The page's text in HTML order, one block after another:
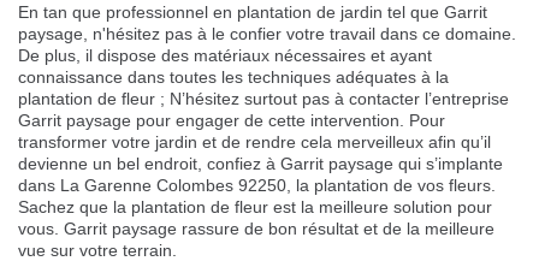
En tan que professionnel en plantation de jardin tel que Garrit
paysage, n'hésitez pas à le confier votre travail dans ce domaine.
De plus, il dispose des matériaux nécessaires et ayant
connaissance dans toutes les techniques adéquates à la
plantation de fleur ; N’hésitez surtout pas à contacter l’entreprise
Garrit paysage pour engager de cette intervention. Pour
transformer votre jardin et de rendre cela merveilleux afin qu’il
devienne un bel endroit, confiez à Garrit paysage qui s’implante
dans La Garenne Colombes 92250, la plantation de vos fleurs.
Sachez que la plantation de fleur est la meilleure solution pour
vous. Garrit paysage rassure de bon résultat et de la meilleure
vue sur votre terrain.